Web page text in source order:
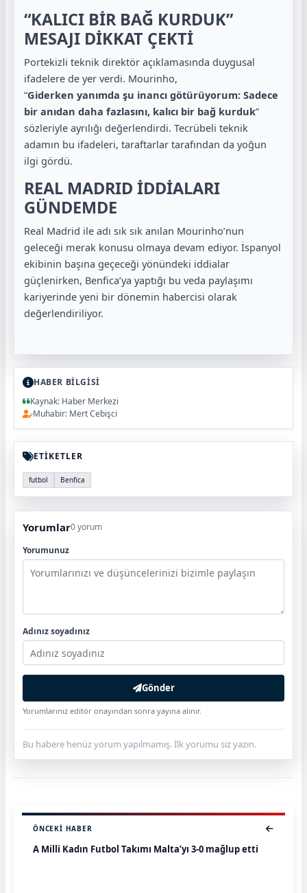
“KALICI BİR BAĞ KURDUK”
MESAJI DİKKAT ÇEKTİ
Portekizli teknik direktör açıklamasında duygusal
ifadelere de yer verdi. Mourinho,
“Giderken yanımda şu inancı götürüyorum: Sadece
bir anıdan daha fazlasını, kalıcı bir bağ kurduk”
sözleriyle ayrılığı değerlendirdi. Tecrübeli teknik
adamın bu ifadeleri, taraftarlar tarafından da yoğun
ilgi gördü.
REAL MADRID İDDİALARI
GÜNDEMDE
Real Madrid ile adı sık sık anılan Mourinho’nun
geleceği merak konusu olmaya devam ediyor. İspanyol
ekibinin başına geçeceği yönündeki iddialar
güçlenirken, Benfica’ya yaptığı bu veda paylaşımı
kariyerinde yeni bir dönemin habercisi olarak
değerlendiriliyor.
HABER BİLGİSİ
Kaynak: Haber Merkezi
Muhabir: Mert Cebişci
ETİKETLER
futbol Benfica
Yorumlar0 yorum
Yorumunuz
Adınız soyadınız
Gönder
Yorumlarınız editör onayından sonra yayına alınır.
Bu habere henüz yorum yapılmamış. İlk yorumu siz yazın.
ÖNCEKI HABER
A Milli Kadın Futbol Takımı Malta’yı 3-0 mağlup etti